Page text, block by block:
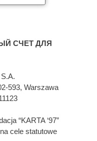
СЧЕТ ДЛЯ
593, Warszawa
“KARTA ‘97”
cele statutowe